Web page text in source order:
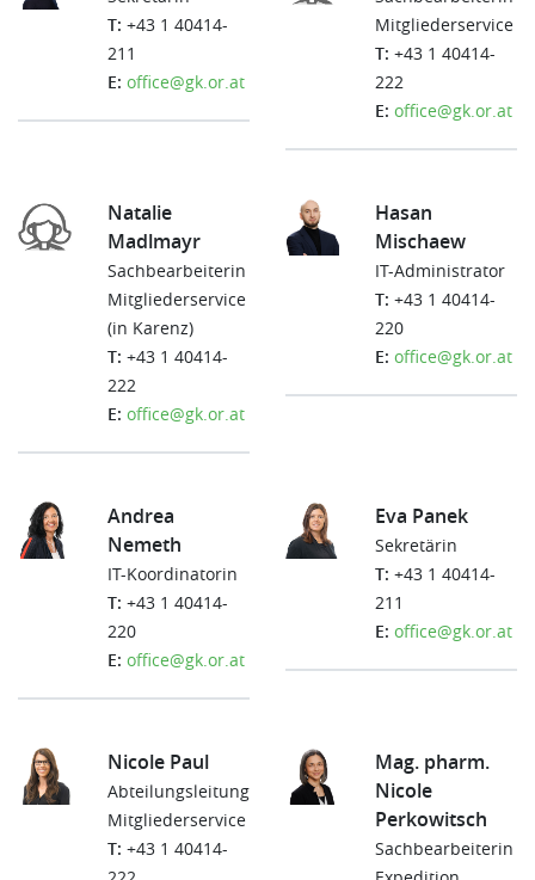
T: +43 1 40414-
211
E: office@gk.or.at
Mitgliederservice
T: +43 1 40414-
222
E: office@gk.or.at
Natalie
Madlmayr
Sachbearbeiterin
Mitgliederservice
(in Karenz)
T: +43 1 40414-
222
E: office@gk.or.at
Hasan
Mischaew
IT-Administrator
T: +43 1 40414-
220
E: office@gk.or.at
Andrea
Nemeth
IT-Koordinatorin
T: +43 1 40414-
220
E: office@gk.or.at
Eva Panek
Sekretärin
T: +43 1 40414-
211
E: office@gk.or.at
Nicole Paul
Abteilungsleitung
Mitgliederservice
T: +43 1 40414-
Mag. pharm.
Nicole
Perkowitsch
Sachbearbeiterin